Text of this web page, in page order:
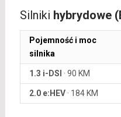
Silniki hybrydowe
Pojemność i moc
silnika
1.3 i-DSI · 90 KM
2.0 e:HEV· 184 KM